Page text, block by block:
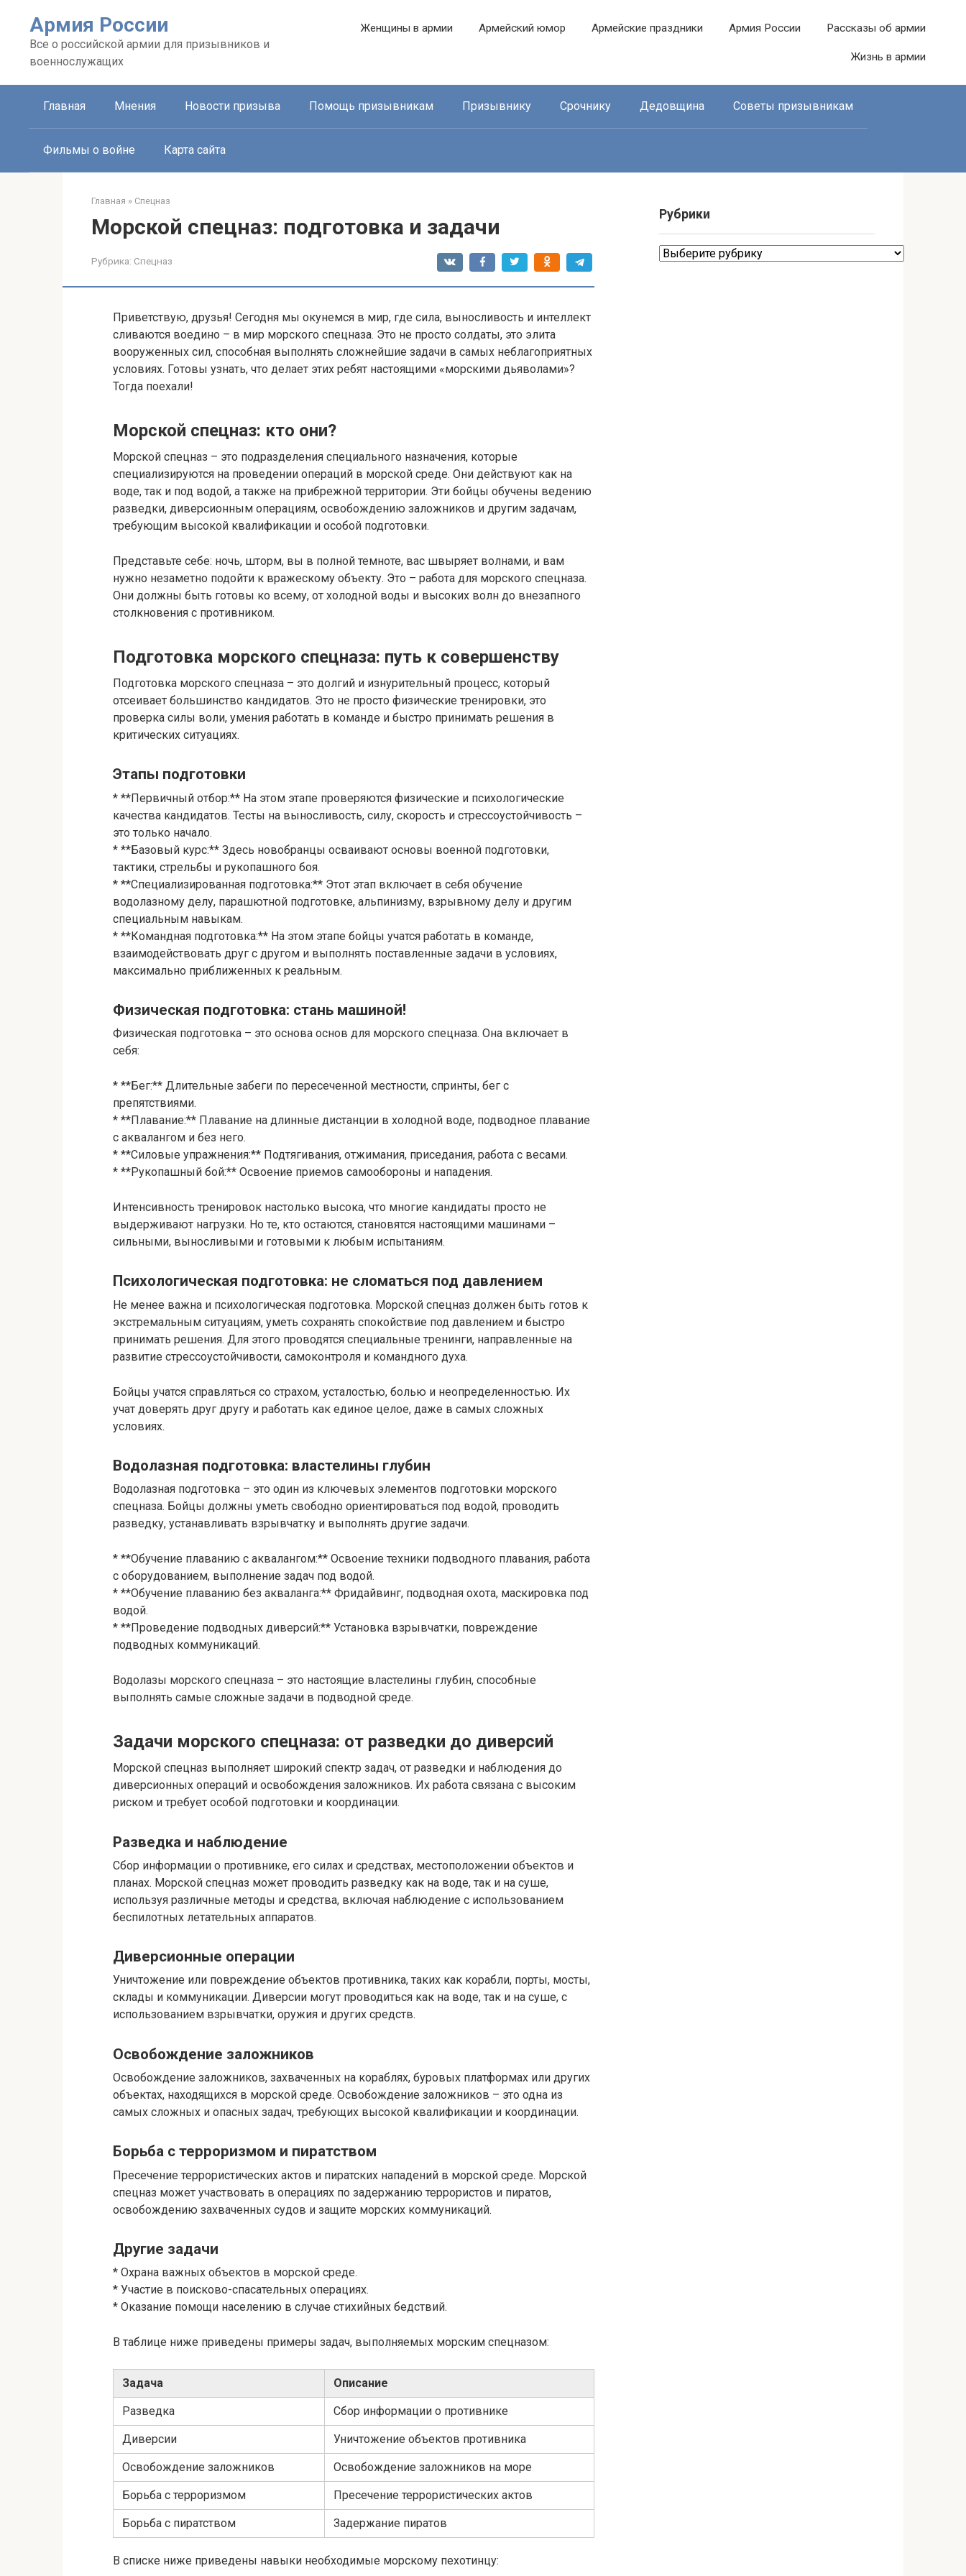
контенту
Армия России
Все о российской армии для призывников и
военнослужащих
Женщины в армии Армейский юмор Армейские праздники Армия России Рассказы об армии
Жизнь в армии
Главная Мнения Новости призыва Помощь призывникам Призывнику Срочнику Дедовщина Советы призывникам
Фильмы о войне Карта сайта
Главная » Спецназ
Морской спецназ: подготовка и задачи
Рубрика: Спецназ
Приветствую, друзья! Сегодня мы окунемся в мир, где сила, выносливость и интеллект
сливаются воедино – в мир морского спецназа. Это не просто солдаты, это элита
вооруженных сил, способная выполнять сложнейшие задачи в самых неблагоприятных
условиях. Готовы узнать, что делает этих ребят настоящими «морскими дьяволами»?
Тогда поехали!
Морской спецназ: кто они?
Морской спецназ – это подразделения специального назначения, которые
специализируются на проведении операций в морской среде. Они действуют как на
воде, так и под водой, а также на прибрежной территории. Эти бойцы обучены ведению
разведки, диверсионным операциям, освобождению заложников и другим задачам,
требующим высокой квалификации и особой подготовки.
Представьте себе: ночь, шторм, вы в полной темноте, вас швыряет волнами, и вам
нужно незаметно подойти к вражескому объекту. Это – работа для морского спецназа.
Они должны быть готовы ко всему, от холодной воды и высоких волн до внезапного
столкновения с противником.
Подготовка морского спецназа: путь к совершенству
Подготовка морского спецназа – это долгий и изнурительный процесс, который
отсеивает большинство кандидатов. Это не просто физические тренировки, это
проверка силы воли, умения работать в команде и быстро принимать решения в
критических ситуациях.
Этапы подготовки
* **Первичный отбор:** На этом этапе проверяются физические и психологические
качества кандидатов. Тесты на выносливость, силу, скорость и стрессоустойчивость –
это только начало.
* **Базовый курс:** Здесь новобранцы осваивают основы военной подготовки,
тактики, стрельбы и рукопашного боя.
* **Специализированная подготовка:** Этот этап включает в себя обучение
водолазному делу, парашютной подготовке, альпинизму, взрывному делу и другим
специальным навыкам.
* **Командная подготовка:** На этом этапе бойцы учатся работать в команде,
взаимодействовать друг с другом и выполнять поставленные задачи в условиях,
максимально приближенных к реальным.
Физическая подготовка: стань машиной!
Физическая подготовка – это основа основ для морского спецназа. Она включает в
себя:
* **Бег:** Длительные забеги по пересеченной местности, спринты, бег с
препятствиями.
* **Плавание:** Плавание на длинные дистанции в холодной воде, подводное плавание
с аквалангом и без него.
* **Силовые упражнения:** Подтягивания, отжимания, приседания, работа с весами.
* **Рукопашный бой:** Освоение приемов самообороны и нападения.
Интенсивность тренировок настолько высока, что многие кандидаты просто не
выдерживают нагрузки. Но те, кто остаются, становятся настоящими машинами –
сильными, выносливыми и готовыми к любым испытаниям.
Психологическая подготовка: не сломаться под давлением
Не менее важна и психологическая подготовка. Морской спецназ должен быть готов к
экстремальным ситуациям, уметь сохранять спокойствие под давлением и быстро
принимать решения. Для этого проводятся специальные тренинги, направленные на
развитие стрессоустойчивости, самоконтроля и командного духа.
Бойцы учатся справляться со страхом, усталостью, болью и неопределенностью. Их
учат доверять друг другу и работать как единое целое, даже в самых сложных
условиях.
Водолазная подготовка: властелины глубин
Водолазная подготовка – это один из ключевых элементов подготовки морского
спецназа. Бойцы должны уметь свободно ориентироваться под водой, проводить
разведку, устанавливать взрывчатку и выполнять другие задачи.
* **Обучение плаванию с аквалангом:** Освоение техники подводного плавания, работа
с оборудованием, выполнение задач под водой.
* **Обучение плаванию без акваланга:** Фридайвинг, подводная охота, маскировка под
водой.
* **Проведение подводных диверсий:** Установка взрывчатки, повреждение
подводных коммуникаций.
Водолазы морского спецназа – это настоящие властелины глубин, способные
выполнять самые сложные задачи в подводной среде.
Задачи морского спецназа: от разведки до диверсий
Морской спецназ выполняет широкий спектр задач, от разведки и наблюдения до
диверсионных операций и освобождения заложников. Их работа связана с высоким
риском и требует особой подготовки и координации.
Разведка и наблюдение
Сбор информации о противнике, его силах и средствах, местоположении объектов и
планах. Морской спецназ может проводить разведку как на воде, так и на суше,
используя различные методы и средства, включая наблюдение с использованием
беспилотных летательных аппаратов.
Диверсионные операции
Уничтожение или повреждение объектов противника, таких как корабли, порты, мосты,
склады и коммуникации. Диверсии могут проводиться как на воде, так и на суше, с
использованием взрывчатки, оружия и других средств.
Освобождение заложников
Освобождение заложников, захваченных на кораблях, буровых платформах или других
объектах, находящихся в морской среде. Освобождение заложников – это одна из
самых сложных и опасных задач, требующих высокой квалификации и координации.
Борьба с терроризмом и пиратством
Пресечение террористических актов и пиратских нападений в морской среде. Морской
спецназ может участвовать в операциях по задержанию террористов и пиратов,
освобождению захваченных судов и защите морских коммуникаций.
Другие задачи
* Охрана важных объектов в морской среде.
* Участие в поисково-спасательных операциях.
* Оказание помощи населению в случае стихийных бедствий.
В таблице ниже приведены примеры задач, выполняемых морским спецназом:
Задача Описание
Разведка Сбор информации о противнике
Диверсии Уничтожение объектов противника
Освобождение заложников Освобождение заложников на море
Борьба с терроризмом Пресечение террористических актов
Борьба с пиратством Задержание пиратов
В списке ниже приведены навыки необходимые морскому пехотинцу:
Рубрики
Рубрики